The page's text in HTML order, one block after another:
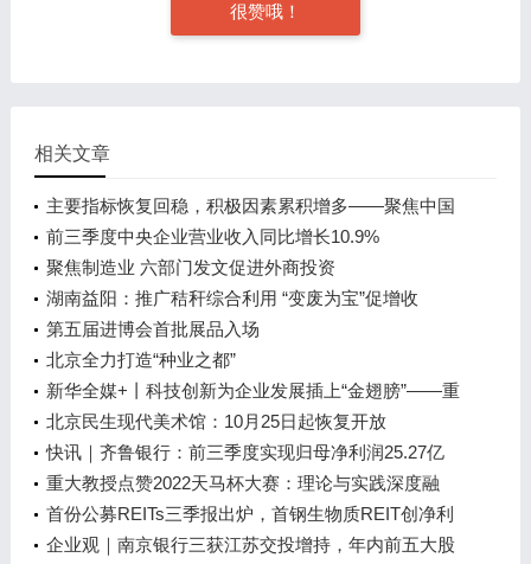
很赞哦！
相关文章
主要指标恢复回稳，积极因素累积增多——聚焦中国
经济三季报
前三季度中央企业营业收入同比增长10.9%
聚焦制造业 六部门发文促进外商投资
湖南益阳：推广秸秆综合利用 “变废为宝”促增收
第五届进博会首批展品入场
北京全力打造“种业之都”
新华全媒+丨科技创新为企业发展插上“金翅膀”——重
庆制造业企业转型升级一线观察
北京民生现代美术馆：10月25日起恢复开放
快讯｜齐鲁银行：前三季度实现归母净利润25.27亿
元，同比增长19.93%
重大教授点赞2022天马杯大赛：理论与实践深度融
合，培养应用型科技人才
首份公募REITs三季报出炉，首钢生物质REIT创净利
润2094.33万，季内微跌0.81%
企业观｜南京银行三获江苏交投增持，年内前五大股